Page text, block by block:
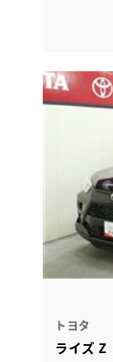
トヨタ
ライズ Z